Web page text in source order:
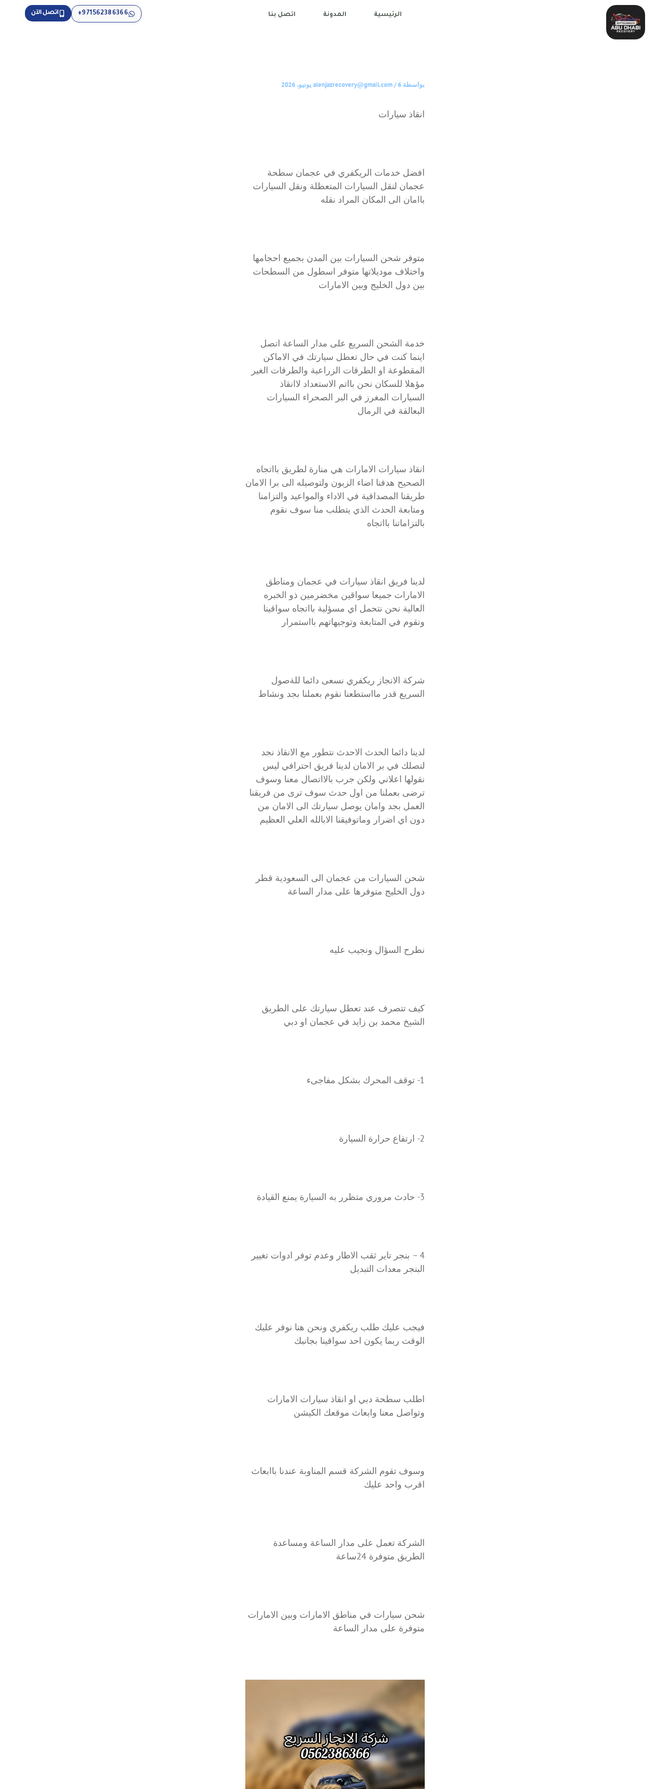
المحتوى
الرئيسية المدونة اتصل بنا اتصل الآن 971562386366+
بواسطة alenjazrecovery@gmail.com/6 يونيو، 2026
انقاذ سيارات
افضل خدمات الريكفري في عجمان سطحة
عجمان لنقل السيارات المتعطلة ونقل السيارات
باامان الى المكان المراد نقله
متوفر شحن السيارات بين المدن بجميع احجامها
واختلاف موديلاتها متوفر اسطول من السطحات
بين دول الخليج وبين الامارات
خدمة الشحن السريع على مدار الساعة اتصل
اينما كنت في حال تعطل سيارتك في الاماكن
المقطوعة او الطرقات الزراعية والطرقات الغير
مؤهلا للسكان نحن بااتم الاستعداد لاانقاذ
السيارات المغرز في البر الصحراء السيارات
البعالقة في الرمال
انقاذ سيارات الامارات هي منارة لطريق بااتجاه
الصحيح هدفنا اضاء الزبون ولتوصيله الى برا الامان
طريقنا المصداقية في الاداء والمواعيد والتزامنا
ومتابعة الحدث الذي يتطلب منا سوف نقوم
بالتزاماتنا بااتجاه
لدينا فريق انقاذ سيارات في عجمان ومناطق
الامارات جميعا سواقين مخضرمين ذو الخبره
العالية نحن نتحمل اي مسؤلية بااتجاه سواقينا
ونقوم في المتابعة وتوجيهاتهم بااستمرار
شركة الانجاز ريكفري نسعى دائما للةصول
السريع قدر مااستطعنا نقوم بعملنا بجد ونشاط
لدينا دائما الحدث الاحدث نتطور مع الانقاذ نجد
لنصلك في بر الامان لدينا فريق احترافي ليس
نقولها اعلاني ولكن جرب بالااتصال معنا وسوف
ترضى بعملنا من اول حدث سوف ترى من فريقنا
العمل بجد وامان يوصل سيارتك الى الامان من
دون اي اضرار وماتوفيقنا الابالله العلي العظيم
شحن السيارات من عجمان الى السعودية قطر
دول الخليج متوفرها على مدار الساعة
نطرح السؤال ونجيب عليه
كيف تتصرف عند تعطل سيارتك على الطريق
الشيخ محمد بن زايد في عجمان او دبي
1- توقف المحرك بشكل مفاجىء
2- ارتفاع حرارة السيارة
3- حادث مروري متظرر به السيارة يمنع القيادة
4 – بنجر تاير ثقب الاطار وعدم توفر ادوات تغيير
البنجر معدات التبديل
فيجب عليك طلب ريكفري ونحن هنا نوفر عليك
الوقت ربما يكون احد سواقينا بجانبك
اطلب سطحة دبي او انقاذ سيارات الامارات
وتواصل معنا وابعاث موقعك الكيشن
وسوف تقوم الشركة قسم المناوبة عندنا باابعاث
اقرب واحد عليك
الشركة تعمل على مدار الساعة ومساعدة
الطريق متوفرة 24ساعة
شحن سيارات في مناطق الامارات وبين الامارات
متوفرة على مدار الساعة